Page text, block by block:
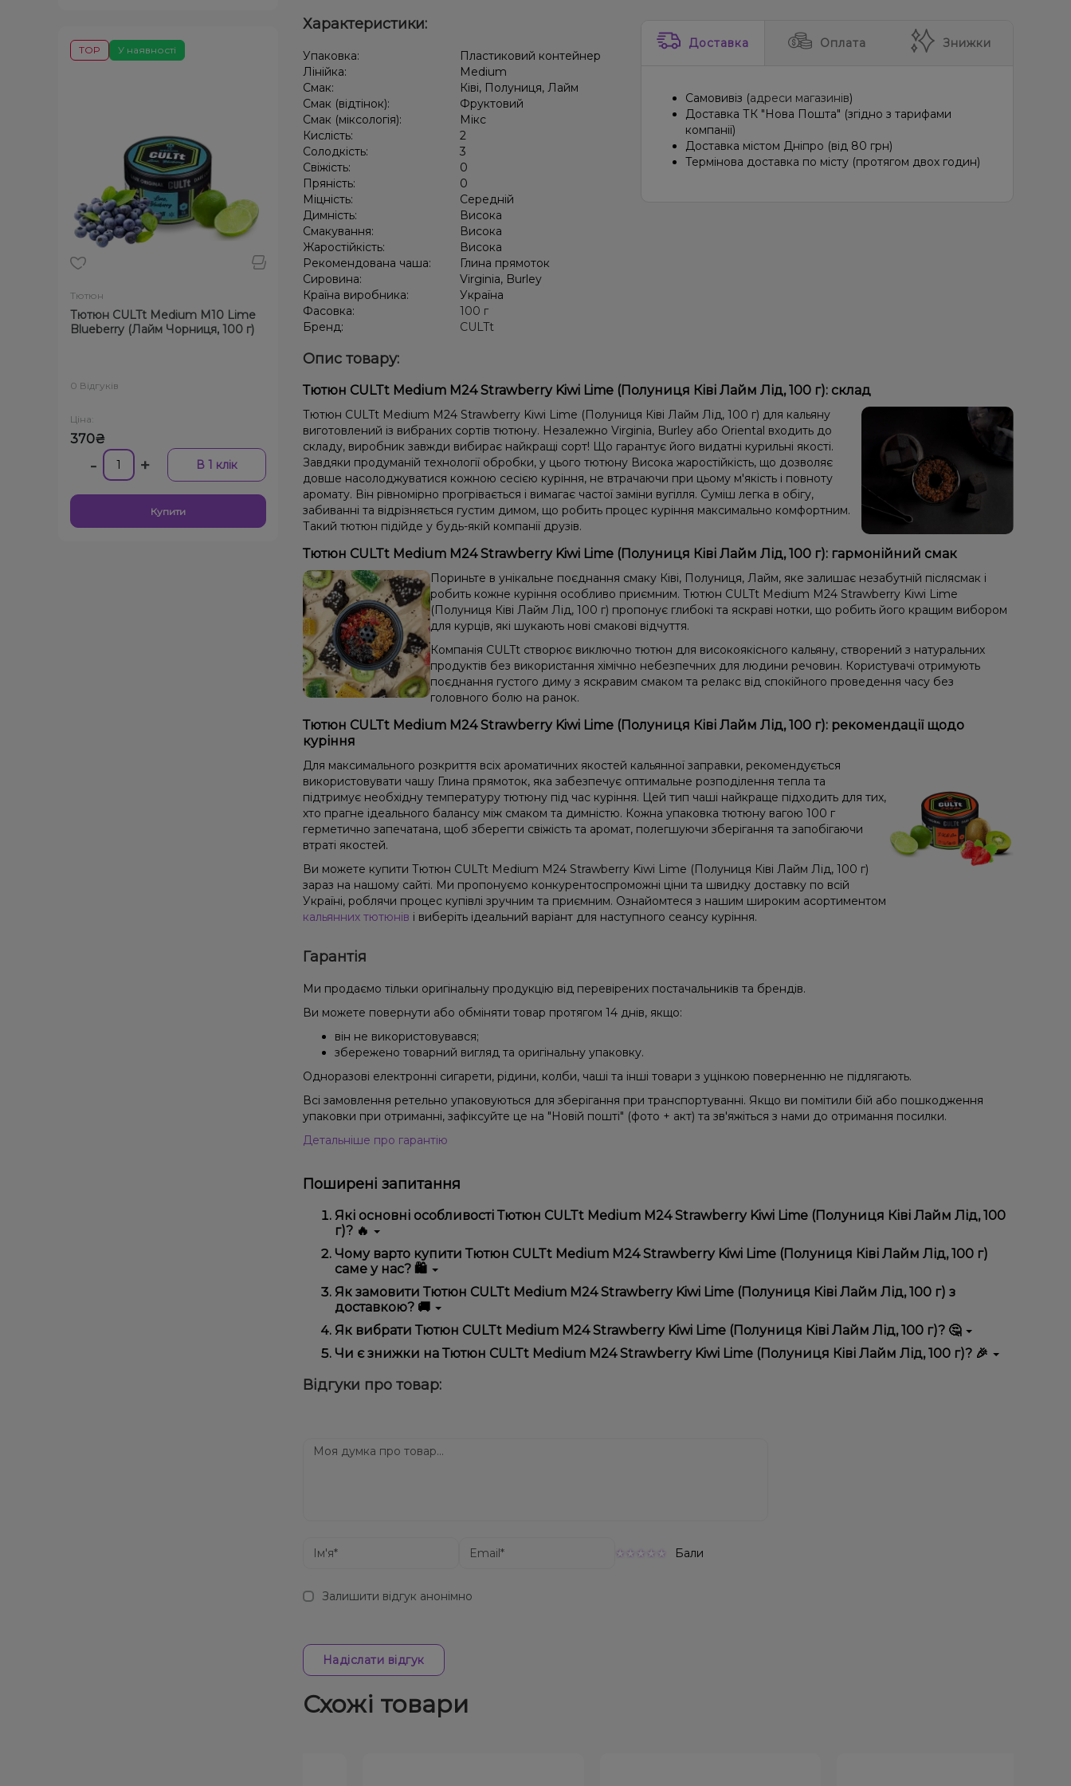
У наявності
TOP
Тютюн
Тютюн CULTt Medium M10 Lime
Blueberry (Лайм Чорниця, 100 г)
0 Відгуків
Ціна:
370₴
- + В 1 клік
Купити
Диня, Полуниця, М'ята
Апельсин, Лайм, М'ята
Грейпфрут, Полуниця, Малина
Полуниця, Пиріг/Кондитерка, Чізкейк
Амарето, Лимон, Пиріг/Кондитерка
Характеристики:
Упаковка:
Пластиковий контейнер
Лінійка:
Medium
Смак:
Ківі, Полуниця, Лайм
Смак (відтінок):
Фруктовий
Смак (міксологія):
Мікс
Кислість:
2
Солодкість:
3
Свіжість:
0
Пряність:
0
Міцність:
Середній
Димність:
Висока
Смакування:
Висока
Жаростійкість:
Висока
Рекомендована чаша:
Глина прямоток
Сировина:
Virginia, Burley
Країна виробника:
Україна
Фасовка:
100 г
Бренд:
CULTt
Доставка Оплата Знижки
Самовивіз (адреси магазинів)
Доставка ТК "Нова Пошта" (згідно з тарифами
компанії)
Доставка містом Дніпро (від 80 грн)
Термінова доставка по місту (протягом двох годин)
Опис товару:
Тютюн CULTt Medium M24 Strawberry Kiwi Lime (Полуниця Ківі Лайм Лід, 100 г): склад
Тютюн CULTt Medium M24 Strawberry Kiwi Lime (Полуниця Ківі Лайм Лід, 100 г) для кальяну
виготовлений із вибраних сортів тютюну. Незалежно Virginia, Burley або Oriental входить до
складу, виробник завжди вибирає найкращі сорт! Що гарантує його видатні курильні якості.
Завдяки продуманій технології обробки, у цього тютюну Висока жаростійкість, що дозволяє
довше насолоджуватися кожною сесією куріння, не втрачаючи при цьому м'якість і повноту
аромату. Він рівномірно прогрівається і вимагає частої заміни вугілля. Суміш легка в обігу,
забиванні та відрізняється густим димом, що робить процес куріння максимально комфортним.
Такий тютюн підійде у будь-якій компанії друзів.
Тютюн CULTt Medium M24 Strawberry Kiwi Lime (Полуниця Ківі Лайм Лід, 100 г): гармонійний смак
Пориньте в унікальне поєднання смаку Ківі, Полуниця, Лайм, яке залишає незабутній післясмак і
робить кожне куріння особливо приємним. Тютюн CULTt Medium M24 Strawberry Kiwi Lime
(Полуниця Ківі Лайм Лід, 100 г) пропонує глибокі та яскраві нотки, що робить його кращим вибором
для курців, які шукають нові смакові відчуття.
Компанія CULTt створює виключно тютюн для високоякісного кальяну, створений з натуральних
продуктів без використання хімічно небезпечних для людини речовин. Користувачі отримують
поєднання густого диму з яскравим смаком та релакс від спокійного проведення часу без
головного болю на ранок.
Тютюн CULTt Medium M24 Strawberry Kiwi Lime (Полуниця Ківі Лайм Лід, 100 г): рекомендації щодо
куріння
Для максимального розкриття всіх ароматичних якостей кальянної заправки, рекомендується
використовувати чашу Глина прямоток, яка забезпечує оптимальне розподілення тепла та
підтримує необхідну температуру тютюну під час куріння. Цей тип чаші найкраще підходить для тих,
хто прагне ідеального балансу між смаком та димністю. Кожна упаковка тютюну вагою 100 г
герметично запечатана, щоб зберегти свіжість та аромат, полегшуючи зберігання та запобігаючи
втраті якостей.
Ви можете купити Тютюн CULTt Medium M24 Strawberry Kiwi Lime (Полуниця Ківі Лайм Лід, 100 г)
зараз на нашому сайті. Ми пропонуємо конкурентоспроможні ціни та швидку доставку по всій
Україні, роблячи процес купівлі зручним та приємним. Ознайомтеся з нашим широким асортиментом
кальянних тютюнів і виберіть ідеальний варіант для наступного сеансу куріння.
Гарантія
Ми продаємо тільки оригінальну продукцію від перевірених постачальників та брендів.
Ви можете повернути або обміняти товар протягом 14 днів, якщо:
він не використовувався;
збережено товарний вигляд та оригінальну упаковку.
Одноразові електронні сигарети, рідини, колби, чаші та інші товари з уцінкою поверненню не підлягають.
Всі замовлення ретельно упаковуються для зберігання при транспортуванні. Якщо ви помітили бій або пошкодження
упаковки при отриманні, зафіксуйте це на "Новій пошті" (фото + акт) та зв'яжіться з нами до отримання посилки.
Детальніше про гарантію
Поширені запитання
Які основні особливості Тютюн CULTt Medium M24 Strawberry Kiwi Lime (Полуниця Ківі Лайм Лід, 100
г)? 🔥
Тютюн CULTt Medium M24 Strawberry Kiwi Lime (Полуниця Ківі Лайм Лід, 100 г) відрізняється високою якістю,
зручністю використання та надійністю.
Чому варто купити Тютюн CULTt Medium M24 Strawberry Kiwi Lime (Полуниця Ківі Лайм Лід, 100 г)
саме у нас? 🛍️
Ми пропонуємо тільки оригінальну продукцію, широкий асортимент, вигідні ціни та швидку доставку. Крім того, у нас
регулярні акції та знижки для клієнтів!
Як замовити Тютюн CULTt Medium M24 Strawberry Kiwi Lime (Полуниця Ківі Лайм Лід, 100 г) з
доставкою? 🚚
Оформити замовлення можна в кілька кліків:
Додайте Тютюн CULTt Medium M24 Strawberry Kiwi Lime (Полуниця Ківі Лайм Лід, 100 г) до кошика.
Виберіть зручний спосіб оплати та доставки.
Як вибрати Тютюн CULTt Medium M24 Strawberry Kiwi Lime (Полуниця Ківі Лайм Лід, 100 г)? 🤔
Вибір залежить від ваших уподобань – наприклад, якщо це кальян, враховуйте розмір, матеріал та тип чаші, якщо
вейп – потужність та смак. Наші менеджери допоможуть підібрати ідеальний варіант.
Чи є знижки на Тютюн CULTt Medium M24 Strawberry Kiwi Lime (Полуниця Ківі Лайм Лід, 100 г)? 🎉
нашому телеграм-каналі, щоб не проґавити вигідні пропозиції!
Відгуки про товар:
Бали
Залишити відгук анонімно
Надіслати відгук
Схожі товари